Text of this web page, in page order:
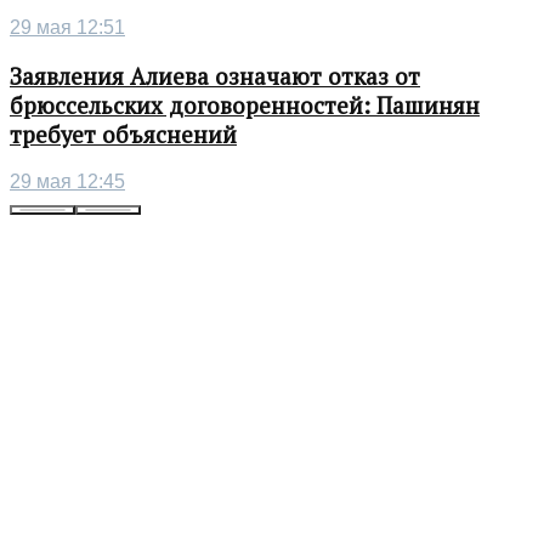
29 мая 12:51
Заявления Алиева означают отказ от
брюссельских договоренностей: Пашинян
требует объяснений
29 мая 12:45